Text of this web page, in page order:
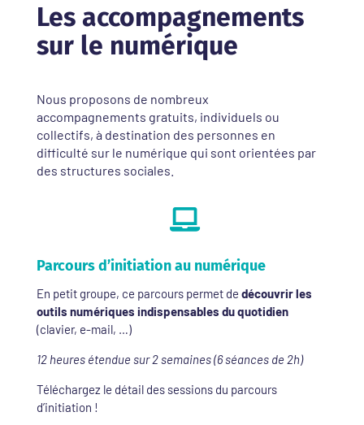
Les accompagnements
sur le numérique
Nous proposons de nombreux
accompagnements gratuits, individuels ou
collectifs, à destination des personnes en
difficulté sur le numérique qui sont orientées par
des structures sociales.

Parcours d’initiation au numérique
En petit groupe, ce parcours permet de découvrir les
outils numériques indispensables du quotidien
(clavier, e-mail, …)
12 heures étendue sur 2 semaines (6 séances de 2h)
Téléchargez le détail des sessions du parcours
d’initiation !